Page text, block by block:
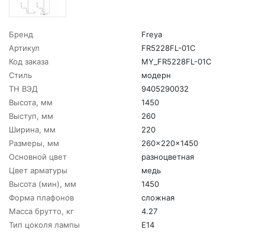
Бренд
Freya
Артикул
FR5228FL-01C
Код заказа
MY_FR5228FL-01C
Стиль
модерн
ТН ВЭД
9405290032
Высота, мм
1450
Выступ, мм
260
Ширина, мм
220
Размеры, мм
260x220x1450
Основной цвет
разноцветная
Цвет арматуры
медь
Высота (мин), мм
1450
Форма плафонов
сложная
Масса брутто, кг
4.27
Тип цоколя лампы
E14